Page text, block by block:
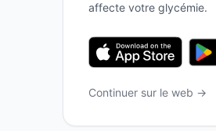
affecte votre glycémie.
Continuer sur le web →